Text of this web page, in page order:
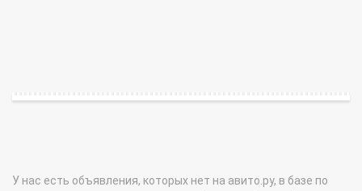
У нас есть объявления, которых нет на авито.ру, в базе по